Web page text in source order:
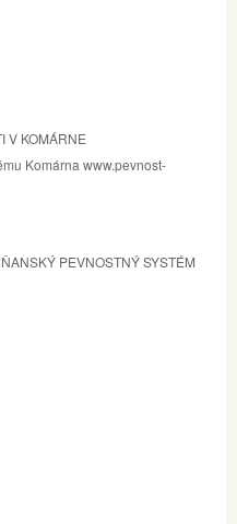
V KOMÁRNE
Komárna www.pevnost-
PEVNOSTNÝ SYSTÉM